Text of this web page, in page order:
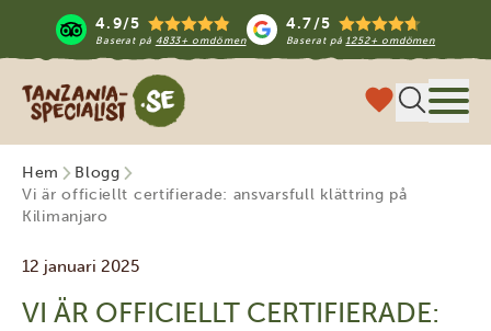
4.9/5
Baserat på 4833+ omdömen
4.7/5
Baserat på1252+ omdömen
Tanzania Specialist
Hem
Blogg
Vi är officiellt certifierade: ansvarsfull klättring på
Kilimanjaro
12 januari 2025
VI ÄR OFFICIELLT CERTIFIERADE: